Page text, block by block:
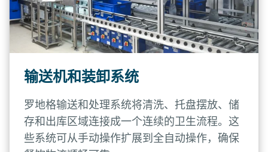
输送机和装卸系统
罗地格输送和处理系统将清洗、托盘摆放、储
存和出库区域连接成一个连续的卫生流程。这
些系统可从手动操作扩展到全自动操作，确保